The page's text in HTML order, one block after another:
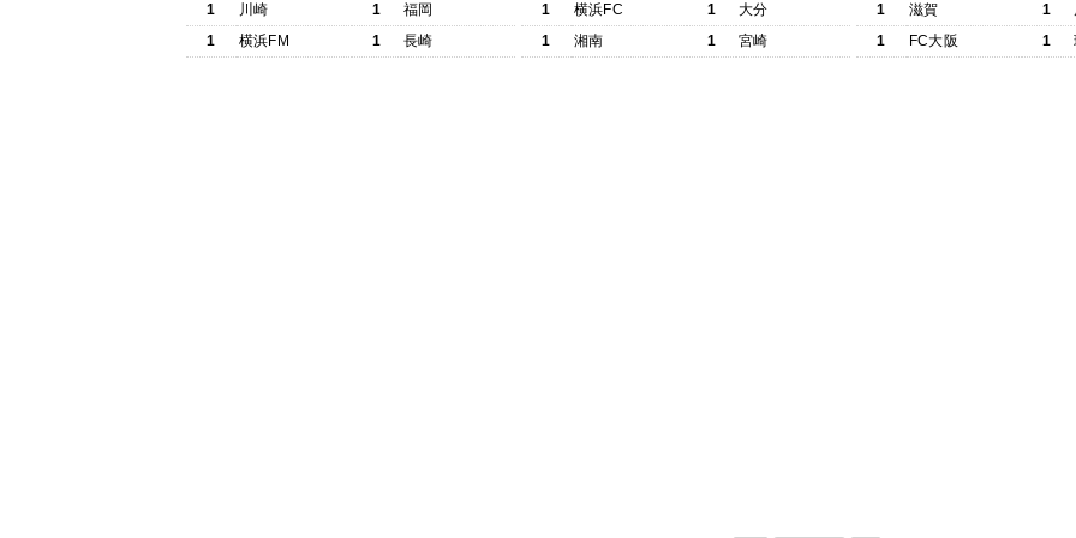
1
川崎 1
福岡
1
横浜FM 1 長崎
1
横浜FC 1
大分
1
湘南 1 宮崎
1
滋賀 1
1
FC大阪 1